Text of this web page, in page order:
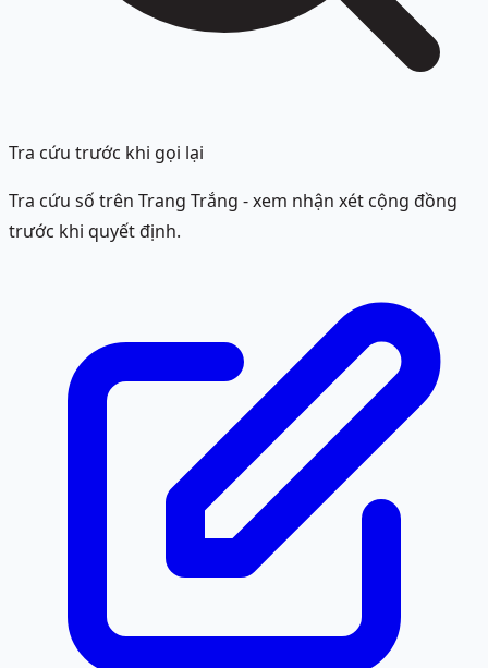
Tra cứu trước khi gọi lại
Tra cứu số trên Trang Trắng - xem nhận xét cộng đồng
trước khi quyết định.